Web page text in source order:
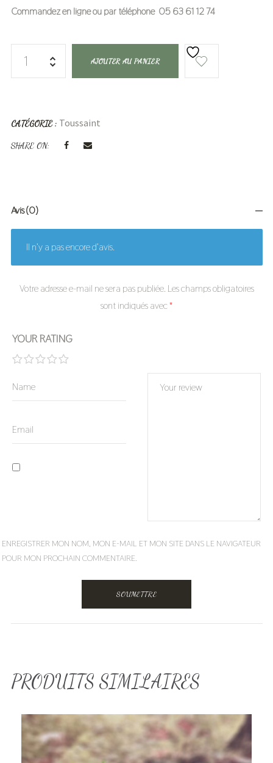
Commandez en ligne ou par téléphone 05 63 61 12 74
AJOUTER AU PANIER
CATÉGORIE : Toussaint
SHARE ON:
Avis (0)
Il n’y a pas encore d’avis.
Votre adresse e-mail ne sera pas publiée. Les champs obligatoires
sont indiqués avec*
YOUR RATING
1 étoile
sur 5
2 étoiles
sur 5
3 étoiles
4 étoiles
5 étoiles
ENREGISTRER MON NOM, MON E-MAIL ET MON SITE DANS LE NAVIGATEUR
POUR MON PROCHAIN COMMENTAIRE.
PRODUITS SIMILAIRES